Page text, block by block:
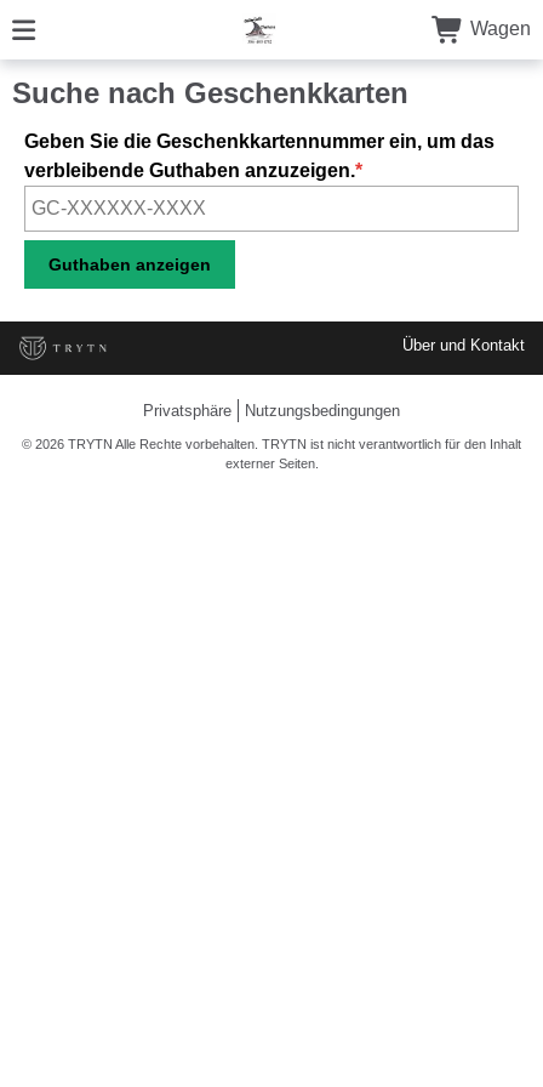
Wagen
Suche nach Geschenkkarten
Geben Sie die Geschenkkartennummer ein, um das
verbleibende Guthaben anzuzeigen.
Über und Kontakt
Privatsphäre Nutzungsbedingungen
© 2026 TRYTN Alle Rechte vorbehalten. TRYTN ist nicht verantwortlich für den Inhalt
externer Seiten.